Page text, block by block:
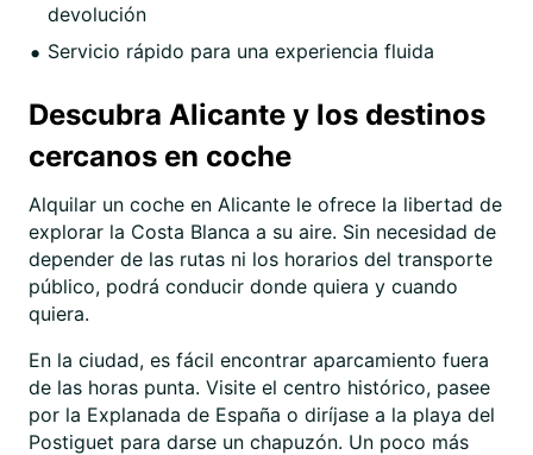
devolución
Servicio rápido para una experiencia fluida
Descubra Alicante y los destinos
cercanos en coche
Alquilar un coche en Alicante le ofrece la libertad de
explorar la Costa Blanca a su aire. Sin necesidad de
depender de las rutas ni los horarios del transporte
público, podrá conducir donde quiera y cuando
quiera.
En la ciudad, es fácil encontrar aparcamiento fuera
de las horas punta. Visite el centro histórico, pasee
por la Explanada de España o diríjase a la playa del
Postiguet para darse un chapuzón. Un poco más